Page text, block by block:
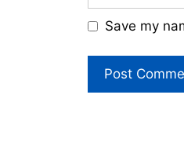
Save my